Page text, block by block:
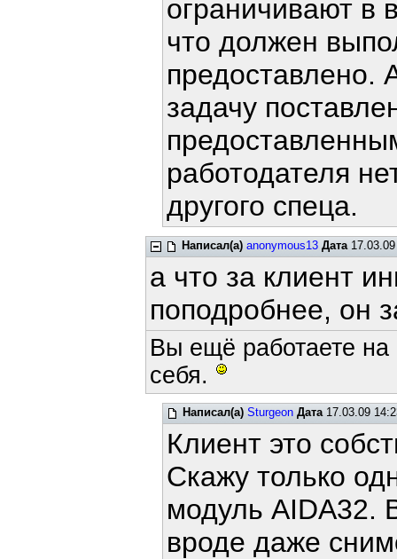
ограничивают в
что должен
предоставлено.
задачу
работодателя
другого спеца.
Написал(а) anonymous13 Дата17.03.09
а что за клиент
поподробнее, он
Вы ещё работаете
себя.
Написал(а) Sturgeon Дата17.03.09
Клиент это
Скажу только
модуль AIDA32.
вроде даже